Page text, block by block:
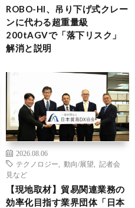
ROBO-HI、吊り下げ式クレー
ンに代わる超重量級
200tAGVで「落下リスク」
解消と説明
2026.08.06
テクノロジー
動向/展望
記者会
見など
【現地取材】貿易関連業務の
効率化目指す業界団体「日本